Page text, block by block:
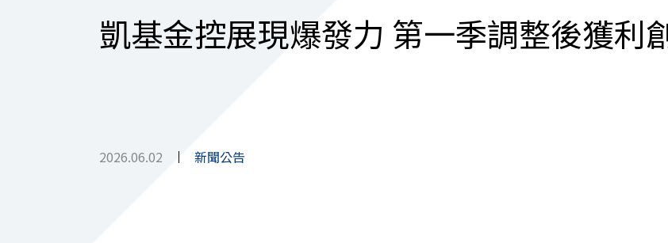
凱基金控展現爆發力 第一季調整後獲利
2026.06.02 新聞公告